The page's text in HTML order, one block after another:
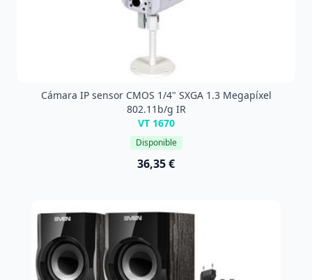
Cámara IP sensor CMOS 1/4" SXGA 1.3 Megapíxel
802.11b/g IR
VT 1670
Disponible
36,35 €